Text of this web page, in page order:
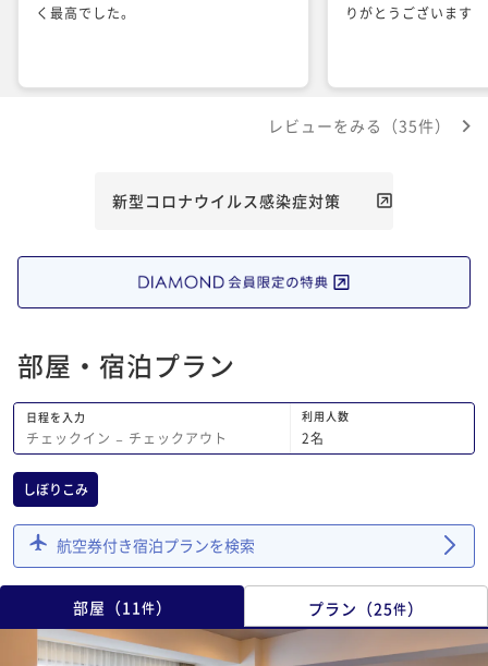
く最高でした。
りがとうございます
レビューをみる（35件）
新型コロナウイルス感染症対策
部屋・宿泊プラン
日程を入力
チェックイン − チェックアウト
利用人数
2名
しぼりこみ
航空券付き宿泊プランを検索
部屋 （11 件） プラン （25件）